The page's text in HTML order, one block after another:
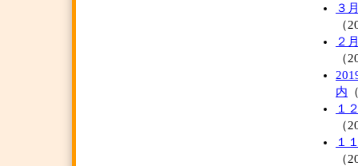
３
（
２
（
内
１
（
１
（